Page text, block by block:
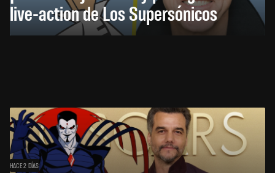
live-action de Los Supersónicos
HACE 2 DÍAS